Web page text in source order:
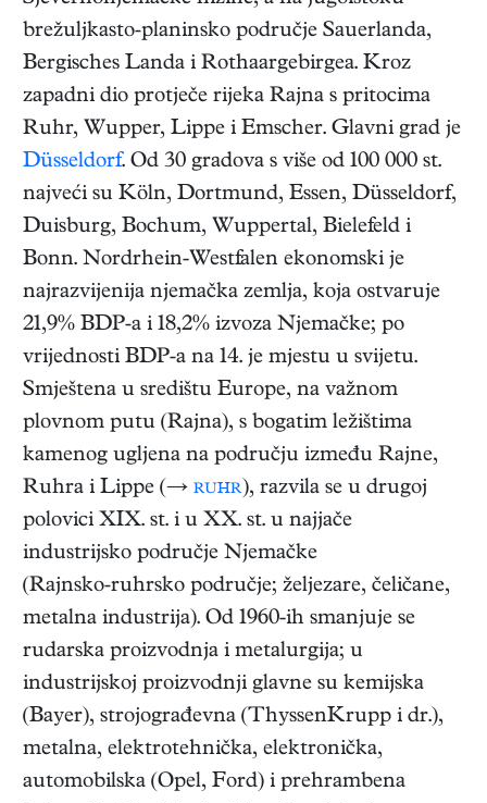
brežuljkasto‑planinsko područje Sauerlanda,
Bergisches Landa i Rothaargebirgea. Kroz
zapadni dio protječe rijeka Rajna s pritocima
Ruhr, Wupper, Lippe i Emscher. Glavni grad je
Düsseldorf. Od 30 gradova s više od 100 000 st.
najveći su Köln, Dortmund, Essen, Düsseldorf,
Duisburg, Bochum, Wuppertal, Bielefeld i
Bonn. Nordrhein-Westfalen ekonomski je
najrazvijenija njemačka zemlja, koja ostvaruje
21,9% BDP‑a i 18,2% izvoza Njemačke; po
vrijednosti BDP‑a na 14. je mjestu u svijetu.
Smještena u središtu Europe, na važnom
plovnom putu (Rajna), s bogatim ležištima
kamenog ugljena na području između Rajne,
Ruhra i Lippe (→ ruhr), razvila se u drugoj
polovici XIX. st. i u XX. st. u najjače
industrijsko područje Njemačke
(Rajnsko‑ruhrsko područje; željezare, čeličane,
metalna industrija). Od 1960-ih smanjuje se
rudarska proizvodnja i metalurgija; u
industrijskoj proizvodnji glavne su kemijska
(Bayer), strojograđevna (ThyssenKrupp i dr.),
metalna, elektrotehnička, elektronička,
automobilska (Opel, Ford) i prehrambena